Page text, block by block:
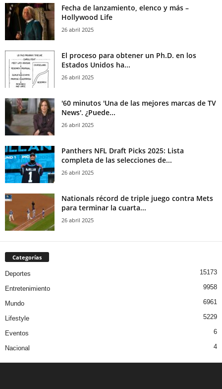
Fecha de lanzamiento, elenco y más –
Hollywood Life
26 abril 2025
El proceso para obtener un Ph.D. en los
Estados Unidos ha...
26 abril 2025
'60 minutos 'Una de las mejores marcas de TV
News'. ¿Puede...
26 abril 2025
Panthers NFL Draft Picks 2025: Lista
completa de las selecciones de...
26 abril 2025
Nationals récord de triple juego contra Mets
para terminar la cuarta...
26 abril 2025
Categorías
Deportes 15173
Entretenimiento 9958
Mundo 6961
Lifestyle 5229
Eventos 6
Nacional 4